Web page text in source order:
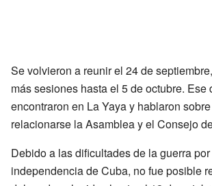
Se volvieron a reunir el 24 de
más sesiones hasta el 5 de octubre. Ese
encontraron en La Yaya y hablaron
relacionarse la Asamblea y el Consejo
Debido a las dificultades de la guerra
independencia de Cuba, no fue posible